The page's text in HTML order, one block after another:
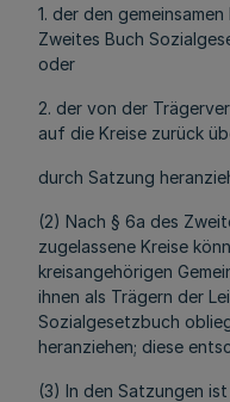
1. der den
Zweites Buch
oder
2. der von der
auf die Kreise zurück
durch Satzung
(2) Nach § 6a des
zugelassene Kreise
kreisangehörigen
ihnen als Trägern der
Sozialgesetzbuch
heranziehen; diese
(3) In den Satzungen